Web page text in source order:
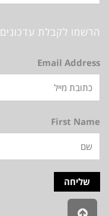
הרשמו לקבלת עדכונים
Email Address
First Name
גלילה